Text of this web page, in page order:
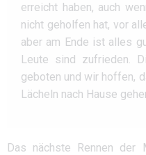
erreicht haben, auch
nicht geholfen hat, vor
aber am Ende ist alles
Leute sind zufrieden.
geboten und wir hoffen,
Lächeln nach Hause
Das nächste Rennen der